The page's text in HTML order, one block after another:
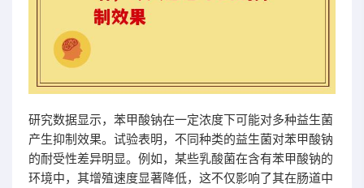
研究数据显示，苯甲酸钠在一定浓度下可能对多种益生菌
产生抑制效果。试验表明，不同种类的益生菌对苯甲酸钠
的耐受性差异明显。例如，某些乳酸菌在含有苯甲酸钠的
环境中，其增殖速度显著降低，这不仅影响了其在肠道中